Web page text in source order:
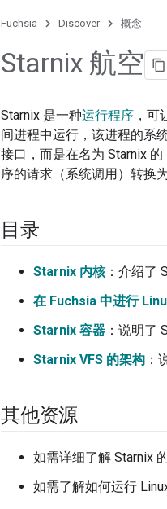
Fuchsia Discover 概念
Starnix 航空
Starnix 是一种运行程序 ，
间进程中运行，该进程的系
接口，而是在名为 Starnix
序的请求（系统调用）转换
目录
Starnix 内核：介绍了
在 Fuchsia 中进行
Starnix 容器 ：说明了
Starnix VFS 的架构 ：
其他资源
如需详细了解 Starnix
如需了解如何运行